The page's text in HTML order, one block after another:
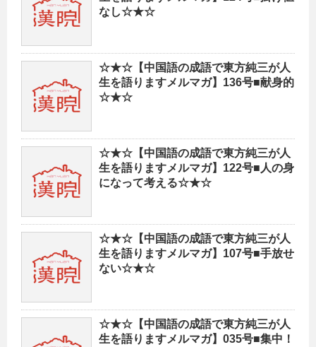
なし☆★☆
☆★☆【中国語の成語で東方純三が人
生を語りますメルマガ】136号■献身的
☆★☆
☆★☆【中国語の成語で東方純三が人
生を語りますメルマガ】122号■人の身
になって考える☆★☆
☆★☆【中国語の成語で東方純三が人
生を語りますメルマガ】107号■手放せ
ない☆★☆
☆★☆【中国語の成語で東方純三が人
生を語りますメルマガ】035号■集中！